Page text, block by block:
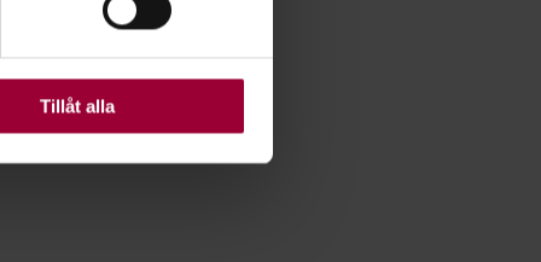
Vissa kakor är
Tillåt alla